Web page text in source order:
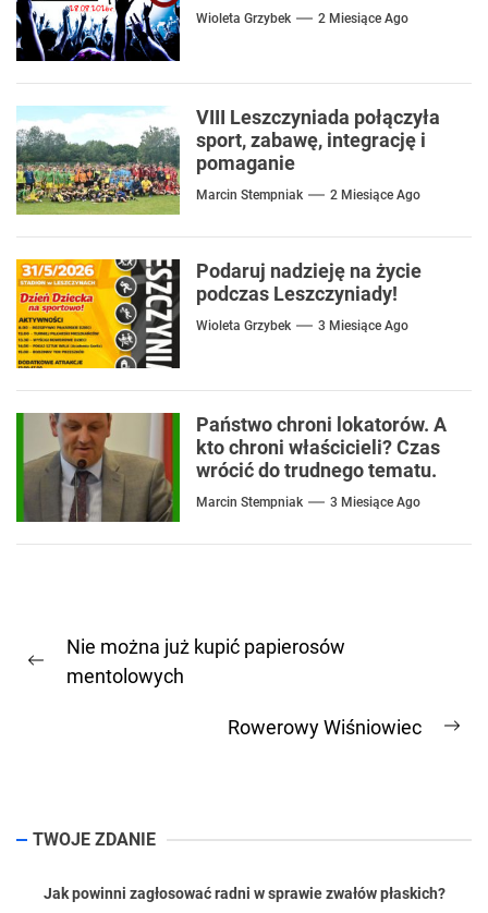
Wioleta Grzybek 2 Miesiące Ago
VIII Leszczyniada połączyła
sport, zabawę, integrację i
pomaganie
Marcin Stempniak 2 Miesiące Ago
Podaruj nadzieję na życie
podczas Leszczyniady!
Wioleta Grzybek 3 Miesiące Ago
Państwo chroni lokatorów. A
kto chroni właścicieli? Czas
wrócić do trudnego tematu.
Marcin Stempniak 3 Miesiące Ago
wpisu
Previous
Nie można już kupić papierosów
mentolowych
Rowerowy Wiśniowiec
TWOJE ZDANIE
Jak powinni zagłosować radni w sprawie zwałów płaskich?